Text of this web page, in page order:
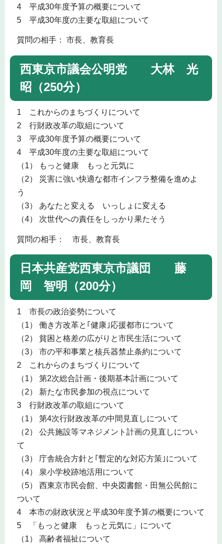
4 平成30年度予算の概要について
5 平成30年度の主要な取組について
質問の相手： 市長、教育長
西東京市議会公明党 大林 光
昭（250分）
1 これからのまちづくりについて
2 行財政改革の取組について
3 平成30年度予算の概要について
4 平成30年度の主要な取組について
（1） もっと健康 もっと元気に
（2） 災害に強い快適な都市インフラ整備を進めよ
う
（3） あなたと変える いっしょに変える
（4） 次世代への責任をしっかり果たそう
質問の相手： 市長、教育長
日本共産党西東京市議団 藤
岡 智明（200分）
1 市長の政治姿勢について
（1） 働き方改革と｢健康｣応援都市について
（2） 貧困と格差の広がりと市民生活について
（3） 市の平和事業と核兵器禁止条約について
2 これからのまちづくりについて
（1） 第2次総合計画・後期基本計画について
（2） 新たな市民参加の視点について
3 行財政改革の取組について
（1） 第4次行財政改革の中間見直しについて
（2） 公共施設等マネジメント計画の見直しについ
て
（3） 庁舎統合方針と｢暫定的な対応方策｣について
（4） 泉小学校跡地活用について
（5） 西東京市民会館、中央図書館・田無公民館に
ついて
4 本市の財政状況と平成30年度予算の概要について
5 「もっと健康 もっと元気に」について
（1） 高齢者福祉について